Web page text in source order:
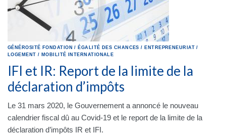
GÉNÉROSITÉ FONDATION / ÉGALITÉ DES CHANCES / ENTREPRENEURIAT /
LOGEMENT / MOBILITÉ INTERNATIONALE
IFI et IR: Report de la limite de la
déclaration d’impôts
Le 31 mars 2020, le Gouvernement a annoncé le nouveau
calendrier fiscal dû au Covid-19 et le report de la limite de la
déclaration d’impôts IR et IFI.